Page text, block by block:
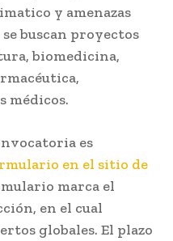
y amenazas
buscan proyectos
biomedicina,
médicos.
es
en el sitio de
marca el
en el cual
globales. El plazo